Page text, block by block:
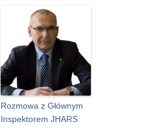
Rozmowa z Głównym
Inspektorem JHARS